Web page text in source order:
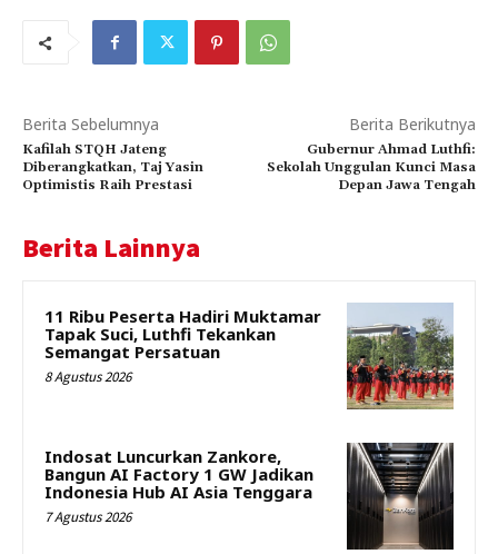
Berita Sebelumnya
Kafilah STQH Jateng
Diberangkatkan, Taj Yasin
Optimistis Raih Prestasi
Berita Berikutnya
Gubernur Ahmad Luthfi:
Sekolah Unggulan Kunci Masa
Depan Jawa Tengah
Berita Lainnya
11 Ribu Peserta Hadiri Muktamar
Tapak Suci, Luthfi Tekankan
Semangat Persatuan
8 Agustus 2026
Indosat Luncurkan Zankore,
Bangun AI Factory 1 GW Jadikan
Indonesia Hub AI Asia Tenggara
7 Agustus 2026